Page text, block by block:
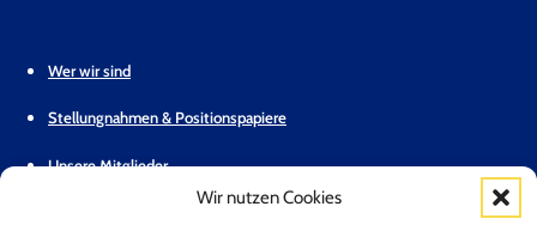
Wir nutzen Cookies
Wer wir sind
Stellungnahmen & Positionspapiere
Unsere Mitglieder